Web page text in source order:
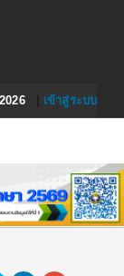
| เข้าสู่ระบบ